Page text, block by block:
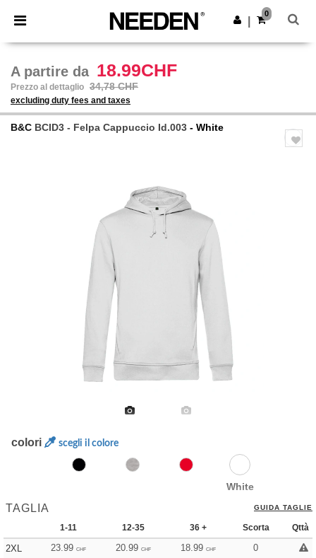
× App Needen
Prezzi migliori sull'app!
Scarica app
0
A partire da 18.99CHF
Prezzo al dettaglio 34,78 CHF
excluding duty fees and taxes
B&C BCID3 - Felpa Cappuccio Id.003 - White
colori scegli il colore
White
TAGLIA GUIDA TAGLIE
1-11 12-35 36 + Scorta Qttà
2XL 23.99 CHF 20.99 CHF 18.99 CHF 0